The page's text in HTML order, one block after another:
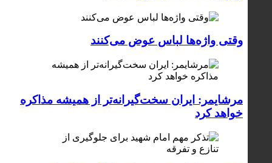
وقتی واژه‌ها لباس عوض می‌کنند
مرشایمر: ایران سخت‌گیرانه‌تر از همیشه مذاکره
خواهد کرد